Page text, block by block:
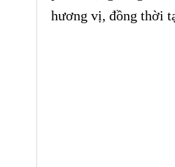
hương vị, đồng thời